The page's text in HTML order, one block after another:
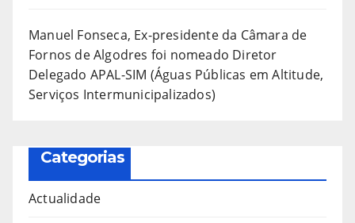
Manuel Fonseca, Ex-presidente da Câmara de
Fornos de Algodres foi nomeado Diretor
Delegado APAL-SIM (Águas Públicas em Altitude,
Serviços Intermunicipalizados)
Categorias
Actualidade